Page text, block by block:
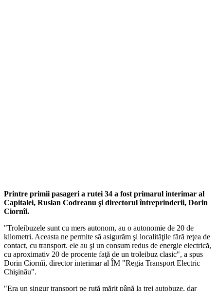
Printre primii pasageri a rutei 34 a fost primarul interimar al
Capitalei, Ruslan Codreanu şi directorul întreprinderii, Dorin
Ciornîi.
"Troleibuzele sunt cu mers autonom, au o autonomie de 20 de
kilometri. Aceasta ne permite să asigurăm şi localităţile fără reţea de
contact, cu transport. ele au şi un consum redus de energie electrică,
cu aproximativ 20 de procente faţă de un troleibuz clasic", a spus
Dorin Ciornîi, director interimar al ÎM "Regia Transport Electric
Chişinău".
"Era un singur transport pe rută mărit până la trei autobuze, dar